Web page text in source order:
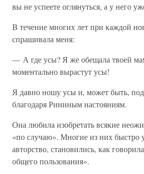
вы не успеете оглянуться, а у него
В течение многих лет при каждой
спрашивала меня:
— А где усы? Я же обещала твоей
моментально вырастут усы!
Я давно ношу усы и, может быть,
благодаря Рининым настояниям.
Она любила изобретать всякие
«по случаю». Многие из них быстро
авторство, становились, как
общего пользования».